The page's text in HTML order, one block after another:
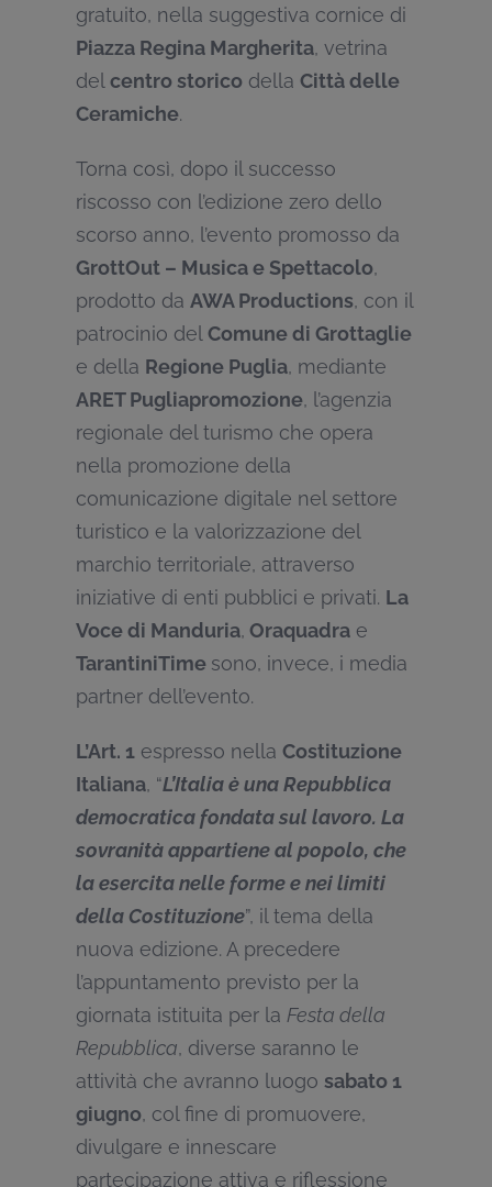
gratuito, nella suggestiva cornice di
Piazza Regina Margherita, vetrina
del centro storicodella Città delle
Ceramiche.
Torna così, dopo il successo
riscosso con l’edizione zero dello
scorso anno, l’evento promosso da
GrottOut – Musica e Spettacolo,
prodotto da AWA Productions, con il
patrocinio del Comune di Grottaglie
e della Regione Puglia, mediante
ARET Pugliapromozione, l’agenzia
regionale del turismo che opera
nella promozione della
comunicazione digitale nel settore
turistico e la valorizzazione del
marchio territoriale, attraverso
iniziative di enti pubblici e privati. La
Voce di Manduria, Oraquadrae
TarantiniTime sono, invece, i media
partner dell’evento.
L’Art. 1espresso nella Costituzione
Italiana, “L’Italia è una Repubblica
democratica fondata sul lavoro. La
sovranità appartiene al popolo, che
la esercita nelle forme e nei limiti
della Costituzione”, il tema della
nuova edizione. A precedere
l’appuntamento previsto per la
giornata istituita per la Festa della
Repubblica, diverse saranno le
attività che avranno luogo sabato 1
giugno, col fine di promuovere,
divulgare e innescare
partecipazione attiva e riflessione